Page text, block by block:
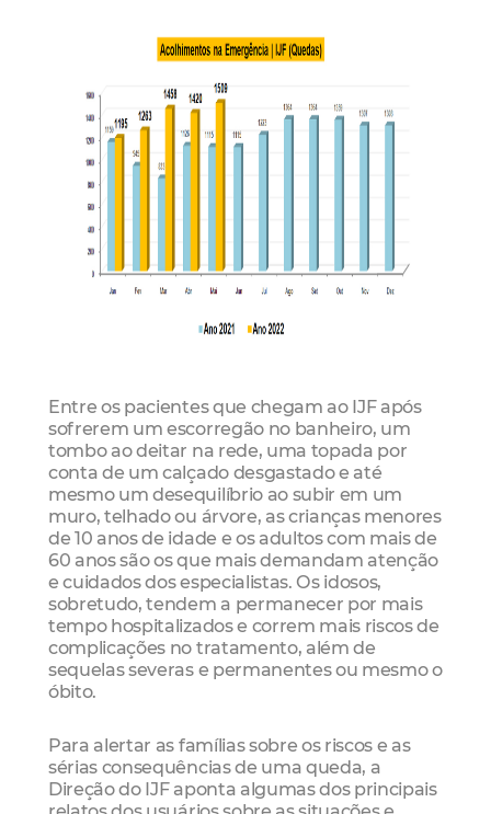
Entre os pacientes que chegam ao IJF após
sofrerem um escorregão no banheiro, um
tombo ao deitar na rede, uma topada por
conta de um calçado desgastado e até
mesmo um desequilíbrio ao subir em um
muro, telhado ou árvore, as crianças menores
de 10 anos de idade e os adultos com mais de
60 anos são os que mais demandam atenção
e cuidados dos especialistas. Os idosos,
sobretudo, tendem a permanecer por mais
tempo hospitalizados e correm mais riscos de
complicações no tratamento, além de
sequelas severas e permanentes ou mesmo o
óbito.
Para alertar as famílias sobre os riscos e as
sérias consequências de uma queda, a
Direção do IJF aponta algumas dos principais